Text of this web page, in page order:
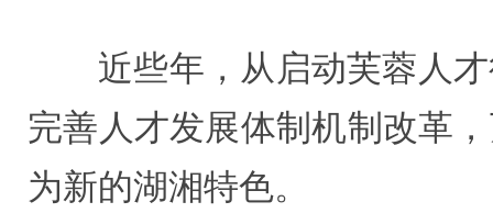
近些年，从启动芙蓉人
完善人才发展体制机制改革
为新的湖湘特色。